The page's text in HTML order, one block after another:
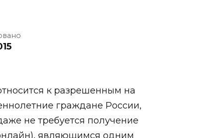
к разрешенным на
граждане России,
не требуется получение
являющимся одним